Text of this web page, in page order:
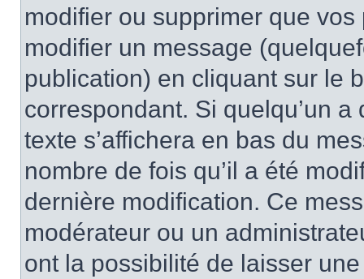
modifier ou supprimer que
modifier un message
publication) en cliquant sur le
correspondant. Si quelqu’un
texte s’affichera en bas du
nombre de fois qu’il a été
dernière modification. Ce
modérateur ou un
ont la possibilité de laisser